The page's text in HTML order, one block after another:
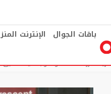
باقات الجوال
الإنترنت
“أريدُ” تعزز الاستدامة وأسلوب الحياة